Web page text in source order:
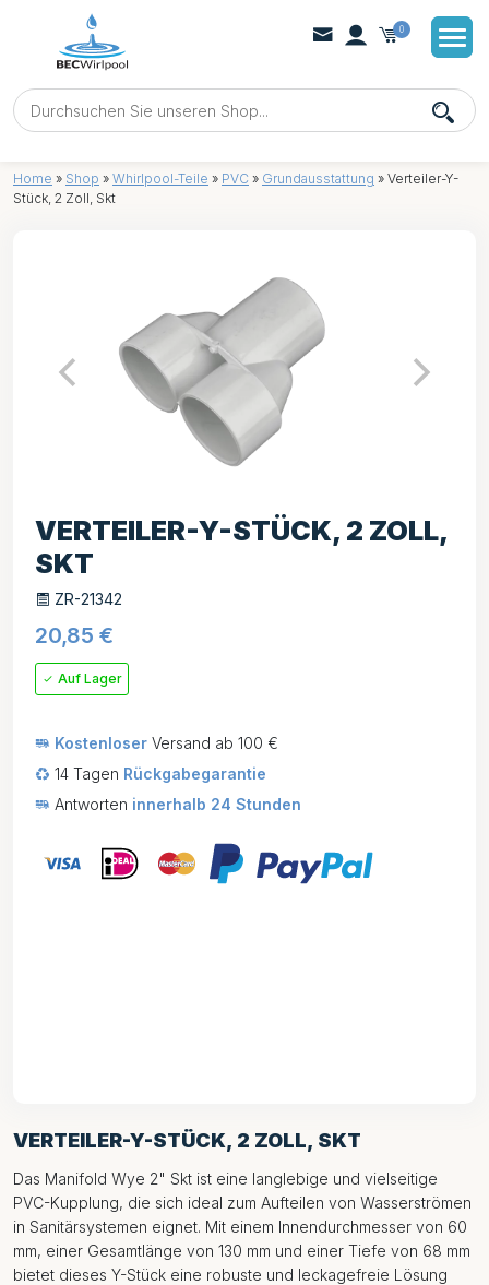
0
Home » Shop » Whirlpool-Teile » PVC » Grundausstattung » Verteiler-Y-
Stück, 2 Zoll, Skt
VERTEILER-Y-STÜCK, 2 ZOLL, SKT
Das Manifold Wye 2" Skt ist eine langlebige und vielseitige
PVC-Kupplung, die sich ideal zum Aufteilen von Wasserströmen
in Sanitärsystemen eignet. Mit einem Innendurchmesser von 60
mm, einer Gesamtlänge von 130 mm und einer Tiefe von 68 mm
bietet dieses Y-Stück eine robuste und leckagefreie Lösung
VERTEILER-Y-STÜCK, 2 ZOLL,
SKT
ZR-21342
20,85 €
Auf Lager
Kostenloser Versand ab 100 €
14 Tagen Rückgabegarantie
Antworten innerhalb 24 Stunden